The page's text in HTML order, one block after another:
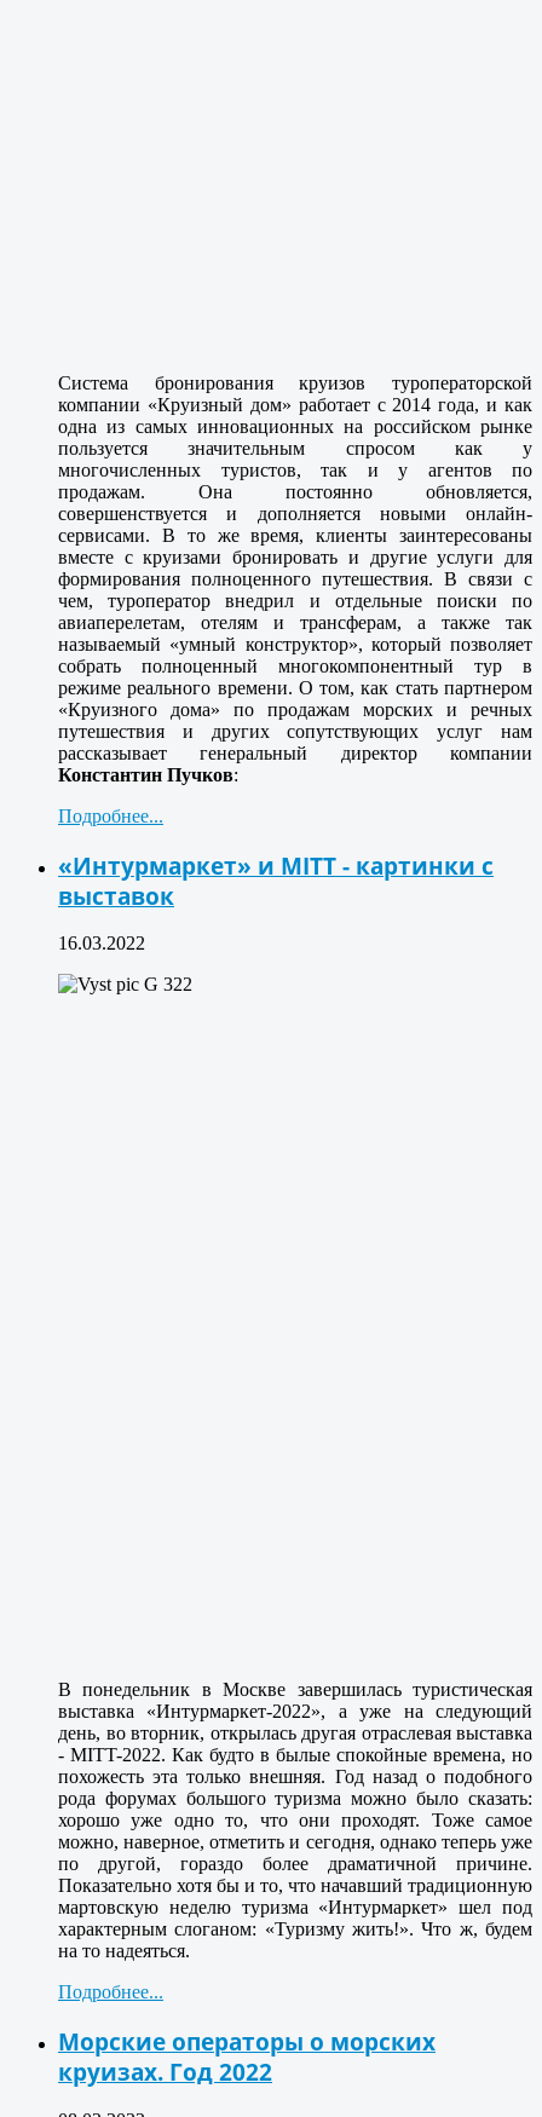
Система бронирования круизов туроператорской
компании «Круизный дом» работает с 2014 года, и как
одна из самых инновационных на российском рынке
пользуется значительным спросом как у
многочисленных туристов, так и у агентов по
продажам. Она постоянно обновляется,
совершенствуется и дополняется новыми онлайн-
сервисами. В то же время, клиенты заинтересованы
вместе с круизами бронировать и другие услуги для
формирования полноценного путешествия. В связи с
чем, туроператор внедрил и отдельные поиски по
авиаперелетам, отелям и трансферам, а также так
называемый «умный конструктор», который позволяет
собрать полноценный многокомпонентный тур в
режиме реального времени. О том, как стать партнером
«Круизного дома» по продажам морских и речных
путешествия и других сопутствующих услуг нам
рассказывает генеральный директор компании
Константин Пучков:
Подробнее...
«Интурмаркет» и MITT - картинки с
выставок
16.03.2022
В понедельник в Москве завершилась туристическая
выставка «Интурмаркет-2022», а уже на следующий
день, во вторник, открылась другая отраслевая выставка
- MITT-2022. Как будто в былые спокойные времена, но
похожесть эта только внешняя. Год назад о подобного
рода форумах большого туризма можно было сказать:
хорошо уже одно то, что они проходят. Тоже самое
можно, наверное, отметить и сегодня, однако теперь уже
по другой, гораздо более драматичной причине.
Показательно хотя бы и то, что начавший традиционную
мартовскую неделю туризма «Интурмаркет» шел под
характерным слоганом: «Туризму жить!». Что ж, будем
на то надеяться.
Подробнее...
Морские операторы о морских
круизах. Год 2022